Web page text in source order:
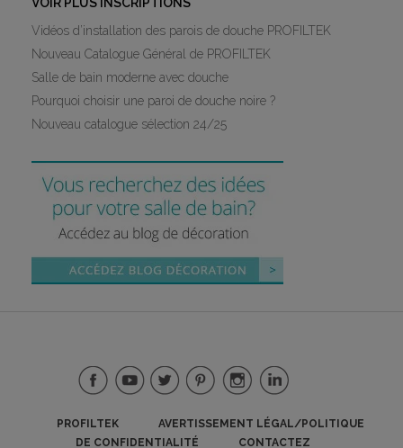
Vidéos d’installation des parois de douche PROFILTEK
Nouveau Catalogue Général de PROFILTEK
Salle de bain moderne avec douche
Pourquoi choisir une paroi de douche noire ?
Nouveau catalogue sélection 24/25
PROFILTEK
AVERTISSEMENT LÉGAL/POLITIQUE
DE CONFIDENTIALITÉ
CONTACTEZ